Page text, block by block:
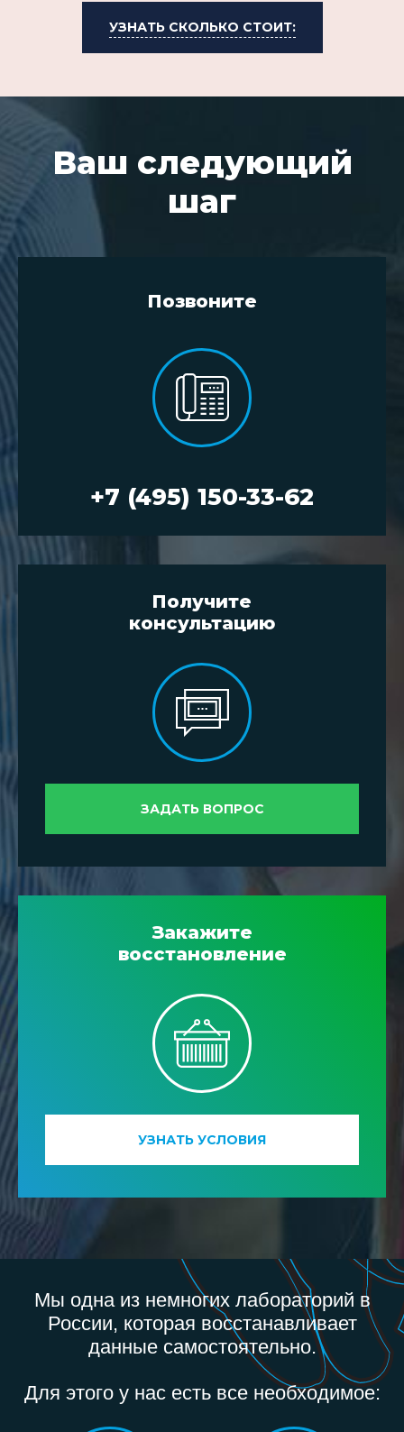
УЗНАТЬ СКОЛЬКО СТОИТ:
Ваш следующий
шаг
Позвоните
+7 (495) 150-33-62
Получите
консультацию
ЗАДАТЬ ВОПРОС
Закажите
восстановление
УЗНАТЬ УСЛОВИЯ
Мы одна из немногих лабораторий в
России, которая восстанавливает
данные самостоятельно.
Для этого у нас есть все необходимое: